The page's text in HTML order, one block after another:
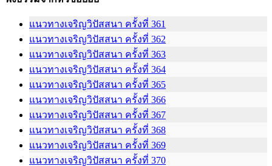
แนวทางเจริญวิปัสสนา ครั้งที่ 361
แนวทางเจริญวิปัสสนา ครั้งที่ 362
แนวทางเจริญวิปัสสนา ครั้งที่ 363
แนวทางเจริญวิปัสสนา ครั้งที่ 364
แนวทางเจริญวิปัสสนา ครั้งที่ 365
แนวทางเจริญวิปัสสนา ครั้งที่ 366
แนวทางเจริญวิปัสสนา ครั้งที่ 367
แนวทางเจริญวิปัสสนา ครั้งที่ 368
แนวทางเจริญวิปัสสนา ครั้งที่ 369
แนวทางเจริญวิปัสสนา ครั้งที่ 370